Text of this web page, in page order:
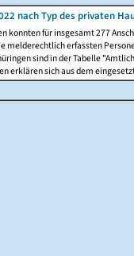
nach Typ des privaten
konnten für insgesamt 277
melderechtlich erfassten
sind in der Tabelle
erklären sich aus dem